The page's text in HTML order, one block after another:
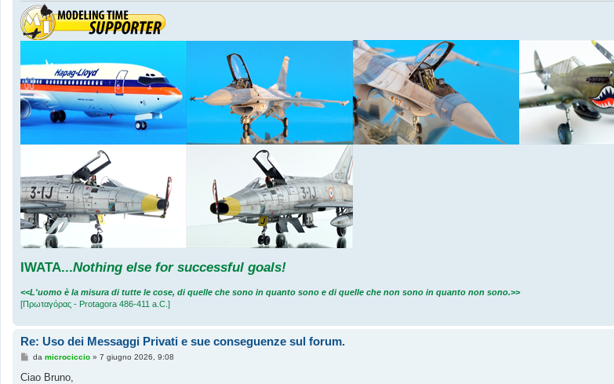
o
IWATA...Nothing else for successful goals!
<<L'uomo è la misura di tutte le cose, di quelle che sono in quanto sono e di quelle che non sono in quanto non sono.>>
[Πρωταγόρας - Protagora 486-411 a.C.]
Re: Uso dei Messaggi Privati e sue conseguenze sul forum.
M
s
da microciccio» 7 giugno 2026, 9:08
Ciao Bruno,